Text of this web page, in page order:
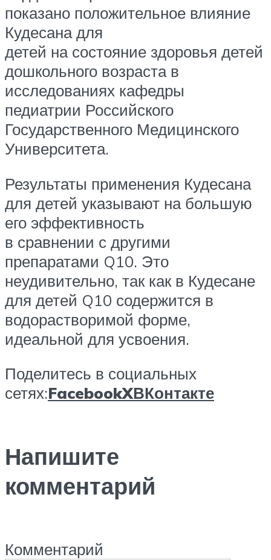
показано положительное влияние
Кудесана для
детей на состояние здоровья детей
дошкольного возраста в
исследованиях кафедры
педиатрии Российского
Государственного Медицинского
Университета.
Результаты применения Кудесана
для детей указывают на большую
его эффективность
в сравнении с другими
препаратами Q10. Это
неудивительно, так как в Кудесане
для детей Q10 содержится в
водорастворимой форме,
идеальной для усвоения.
Поделитесь в социальных
сетях:FacebookXВКонтакте
Напишите
комментарий
Комментарий